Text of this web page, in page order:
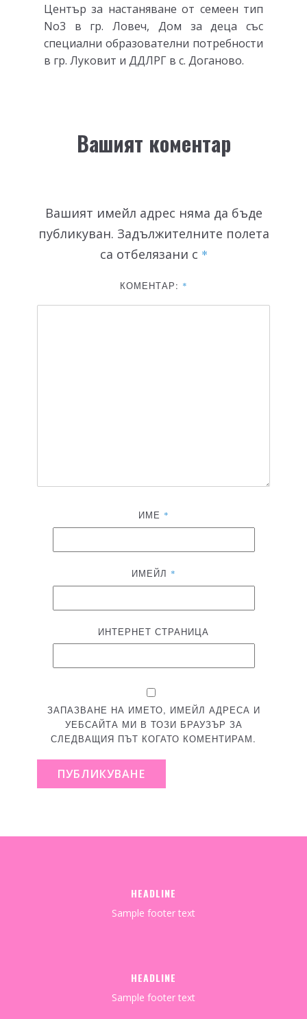
Център за настаняване от семеен тип
No3 в гр. Ловеч, Дом за деца със
специални образователни потребности
в гр. Луковит и ДДЛРГ в с. Доганово.
Вашият коментар
Вашият имейл адрес няма да бъде
публикуван. Задължителните полета
са отбелязани с *
КОМЕНТАР: *
ИМЕ *
ИМЕЙЛ *
ИНТЕРНЕТ СТРАНИЦА
ЗАПАЗВАНЕ НА ИМЕТО, ИМЕЙЛ АДРЕСА И
УЕБСАЙТА МИ В ТОЗИ БРАУЗЪР ЗА
СЛЕДВАЩИЯ ПЪТ КОГАТО КОМЕНТИРАМ.
ПУБЛИКУВАНЕ
HEADLINE
Sample footer text
HEADLINE
Sample footer text